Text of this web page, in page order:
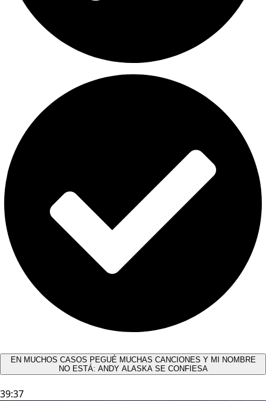
EN MUCHOS CASOS PEGUÉ MUCHAS CANCIONES Y MI NOMBRE
NO ESTÁ: ANDY ALASKA SE CONFIESA​
39:37